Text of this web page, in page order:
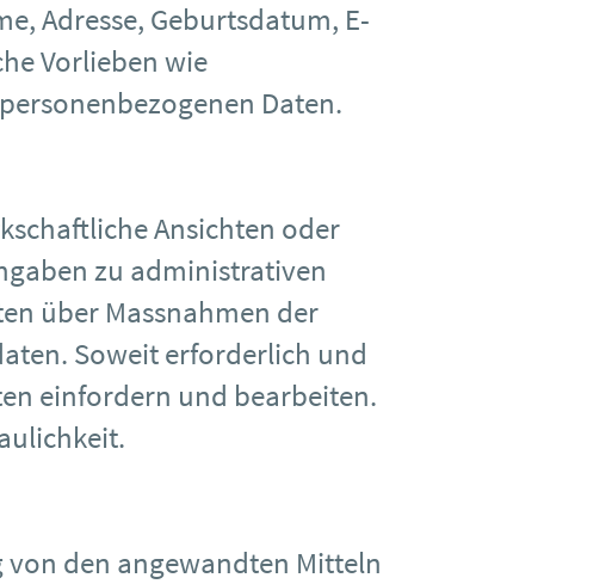
Adresse, Geburtsdatum, E-
Vorlieben wie
Daten.
Ansichten oder
zu administrativen
über Massnahmen der
Soweit erforderlich und
einfordern und bearbeiten.
den angewandten Mitteln